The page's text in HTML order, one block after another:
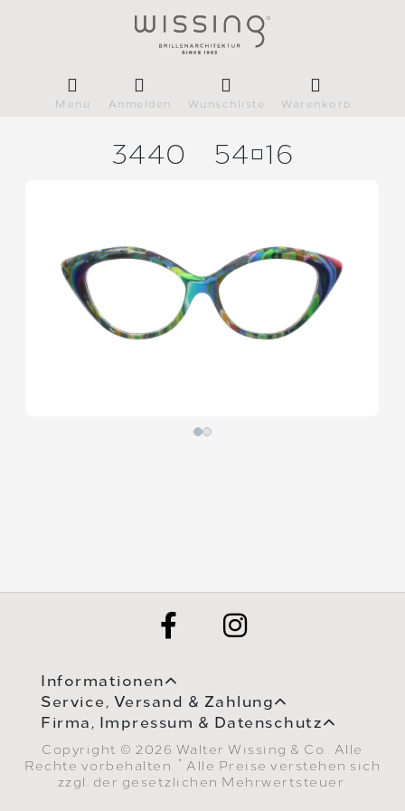
Menü Anmelden Wunschliste Warenkorb
3440 5416
Informationen
Service, Versand & Zahlung
Firma, Impressum & Datenschutz
Copyright © 2026 Walter Wissing & Co.. Alle
Rechte vorbehalten.
* Alle Preise verstehen sich
zzgl. der gesetzlichen Mehrwertsteuer.